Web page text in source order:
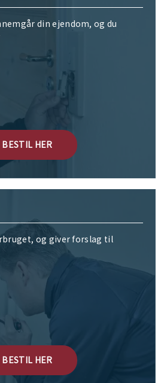
din ejendom, og du
BESTIL HER
og giver forslag til
BESTIL HER